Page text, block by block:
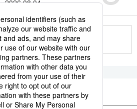
2026.08.04
もっと見る
ド